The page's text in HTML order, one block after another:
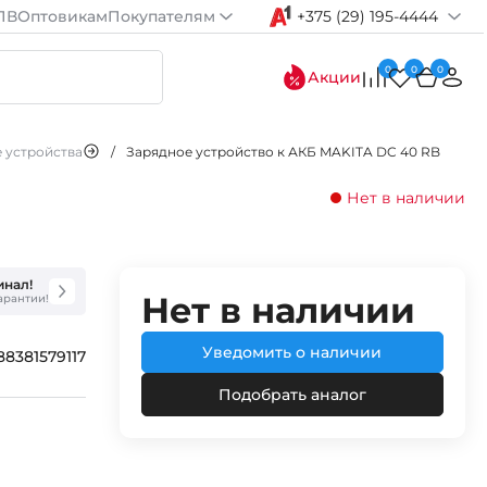
ОптовикамПокупателям +375 (29) 195-4444
Акции 0 0 0
/ Зарядное устройство к АКБ MAKITA DC 40 RB
Нет в наличии
Нет в наличии
Уведомить о наличии
Подобрать аналог